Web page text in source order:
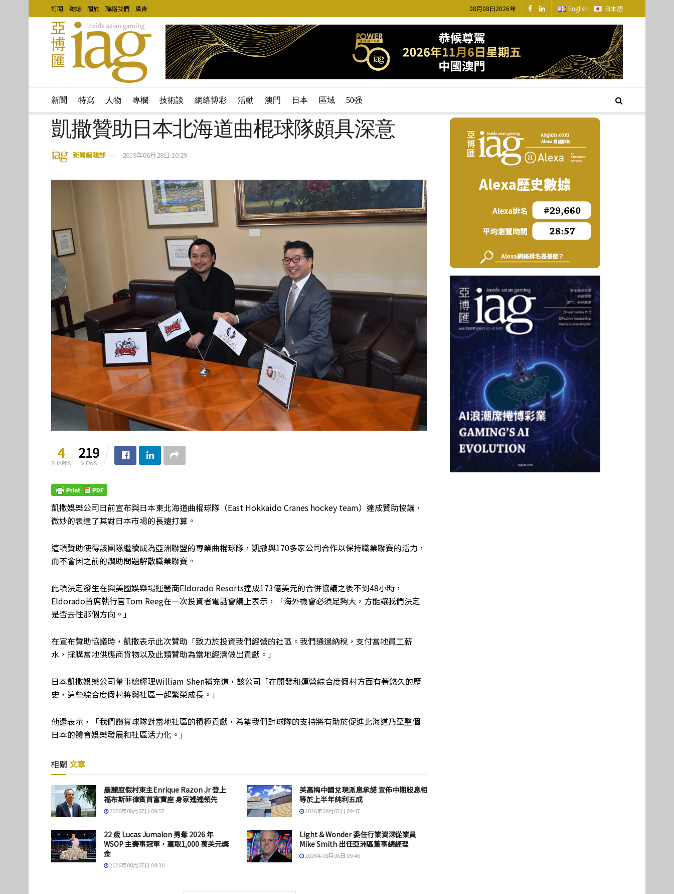
訂閱 雜誌 關於 聯絡我們 廣告 08月08日2026年 English 日本語
新聞 特寫 人物 專欄 技術談 網絡博彩 活動 澳門 日本 區域 50强
凱撒贊助日本北海道曲棍球隊頗具深意
新聞編輯部 2019年06月28日 10:29
4
SHARES
219
VIEWS
凱撒娛樂公司日前宣布與日本東北海道曲棍球隊（East Hokkaido Cranes hockey team）達成贊助協議，
微妙的表達了其對日本市場的長遠打算。
這項贊助使得該團隊繼續成為亞洲聯盟的專業曲棍球隊，凱撒與170多家公司合作以保持職業聯賽的活力，
而不會因之前的讚助問題解散職業聯賽。
此項決定發生在與美國娛樂場運營商Eldorado Resorts達成173億美元的合併協議之後不到48小時，
Eldorado首席執行官Tom Reeg在一次投資者電話會議上表示，「海外機會必須足夠大，方能讓我們決定
是否去往那個方向。」
在宣布贊助協議時，凱撒表示此次贊助「致力於投資我們經營的社區。我們通過納稅，支付當地員工薪
水，採購當地供應商貨物以及此類贊助為當地經濟做出貢獻。」
日本凱撒娛樂公司董事總經理William Shen補充道，該公司「在開發和運營綜合度假村方面有著悠久的歷
史，這些綜合度假村將與社區一起繁榮成長。」
他還表示，「我們讚賞球隊對當地社區的積極貢獻，希望我們對球隊的支持將有助於促進北海道乃至整個
日本的體育娛樂發展和社區活力化。」
相關 文章
晨麗度假村東主Enrique Razon Jr 登上
福布斯菲律賓首富寶座 身家遙遙領先
2026年08月07日 09:57
美高梅中國兌現派息承諾 宣佈中期股息相
等於上半年純利五成
2026年08月07日 09:47
22 歲 Lucas Jumalon 勇奪 2026 年
WSOP 主賽事冠軍，贏取1,000 萬美元獎
金
2026年08月07日 09:30
Light & Wonder 委任行業資深從業員
Mike Smith 出任亞洲區董事總經理
2026年08月06日 09:46